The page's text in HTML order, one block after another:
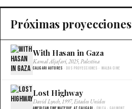
Próximas proyecciones
With Hasan in Gaza
Kamal Aljafari, 2025, Palestina
Caligari Autores · Dos proyecciones · Malba Cine
Lost Highway
David Lynch, 1997, Estados Unidos